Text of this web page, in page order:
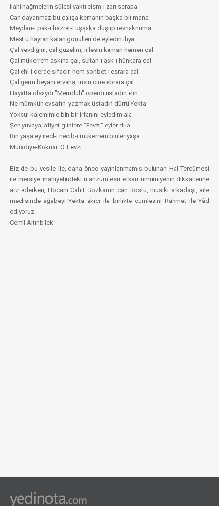
ilahi nağmelerin şülesi yaktı cism-i zarı serapa
Can dayanmaz bu çalışa kemanın başka bir mana
Meydan-ı pak-i hazret-i uşşaka düşüp revnaknüma
Mest ü hayran kalan gönülleri de eyledin ihya
Çal sevdiğim, çal güzelim, inlesin keman hemen çal
Çal mükerrem aşkına çal, sultan-ı aşk-ı hünkara çal
Çal ehl-i derde şifadır. hem sohbet-i esrara çal
Çal gerrü beyanı ervaha, ins ü cine ebrara çal
Hayatta olsaydı "Memduh" öperdi üstadın elin
Ne mümkün evsafını yazmak üstadın dürrü Yekta
Yoksul kalemimle bin bir irfanını eyledim ala
Şen yuvaya, afiyet günlere "Fevzi" eyler dua
Bin yaşa ey necl-i necib-i mükerrem binler yaşa
Muradiye-Köknar, O. Fevzi
Biz de bu vesile ile, daha önce yayınlanmamış bulunan Hal Tercümesi
ile mersiye mahiyetindeki manzum esri efkarı umumiyenin dikkatlerine
arz ederken, Hocam Cahit Gözkan’ın can dostu, musiki arkadaşı, aile
meclisinde ağabeyi Yekta akıcı ile birlikte cümlesini Rahmet ile Yâd
ediyoruz.
Cemil Altınbilek